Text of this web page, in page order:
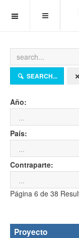
OFF CANVAS
SEARCH...
Año:
País:
Contraparte:
Página 6 de 38
Proyecto